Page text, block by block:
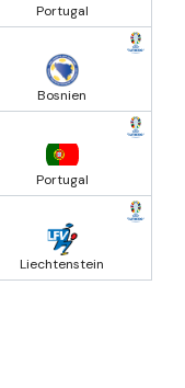
Portugal
Bosnien
Portugal
Liechtenstein